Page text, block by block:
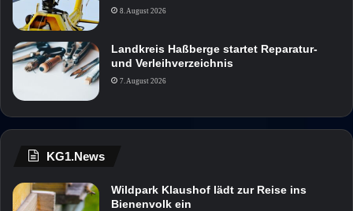
8. August 2026
Landkreis Haßberge startet Reparatur-
und Verleihverzeichnis
7. August 2026
KG1.News
Wildpark Klaushof lädt zur Reise ins
Bienenvolk ein